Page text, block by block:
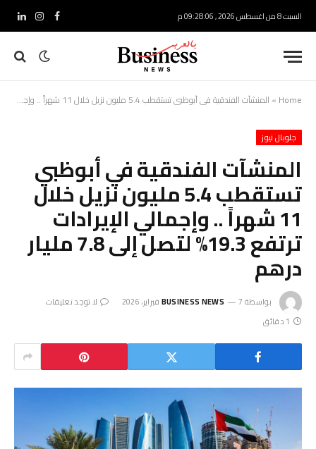
السبت 8 من اغسطس 2026 , 09:28:07 م فيسبوكالانستغرام
Home
» المنشآت الفندقية في أبوظبي تستقطب 5.4 مليون نزيل خلال 11 شهراً .. وإجمالي الإيرادات ترتفع 19.3% لتصل إلى 7.8 مليار درهم
جلوبال نيوز
المنشآت الفندقية في أبوظبي
تستقطب 5.4 مليون نزيل خلال
11 شهراً .. وإجمالي الإيرادات
ترتفع 19.3% لتصل إلى 7.8 مليار
درهم
بواسطة BUSINESS NEWS 7 فبراير، 2026
لا توجد تعليقات
1 دقائق